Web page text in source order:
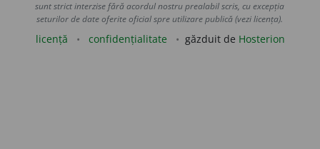
sunt strict interzise fără acordul nostru prealabil scris, cu excepția
seturilor de date oferite oficial spre utilizare publică (vezi licența).
licență confidențialitate găzduit de Hosterion